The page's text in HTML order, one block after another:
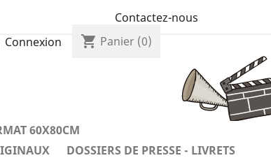
Contactez-nous
Connexion shopping_cart Panier (0)
60X80CM
DOSSIERS DE PRESSE - LIVRETS